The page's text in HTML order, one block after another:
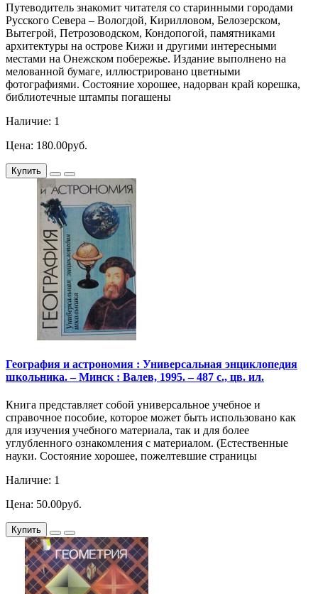
Путеводитель знакомит читателя со старинными городами
Русского Севера – Вологдой, Кирилловом, Белозерском,
Вытегрой, Петрозоводском, Кондопогой, памятниками
архитектуры на острове Кижи и другими интересными
местами на Онежском побережье. Издание выполнено на
мелованной бумаге, иллюстрировано цветными
фотографиями. Состояние хорошее, надорван край корешка,
библиотечные штампы погашены
Наличие: 1
Цена: 180.00руб.
Купить
География и астрономия : Универсальная энциклопедия
школьника. – Минск : Валев, 1995. – 487 с., цв. ил.
Книга представляет собой универсальное учебное и
справочное пособие, которое может быть использовано как
для изучения учебного материала, так и для более
углубленного ознакомления с материалом. (Естественные
науки. Состояние хорошее, пожелтевшие страницы
Наличие: 1
Цена: 50.00руб.
Купить